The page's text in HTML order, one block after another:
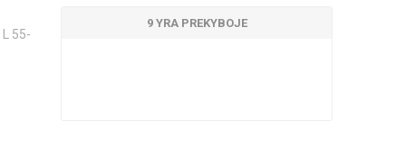
55-
9 YRA PREKYBOJE